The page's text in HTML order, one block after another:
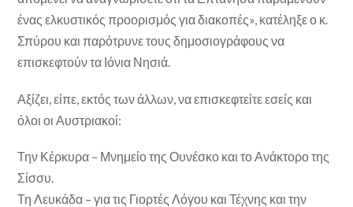
ένας ελκυστικός προορισμός για διακοπές», κατέληξε ο κ.
Σπύρου και παρότρυνε τους δημοσιογράφους να
επισκεφτούν τα Ιόνια Νησιά.
Αξίζει, είπε, εκτός των άλλων, να επισκεφτείτε εσείς και
όλοι οι Αυστριακοί:
Την Κέρκυρα – Μνημείο της Ουνέσκο και το Ανάκτορο της
Σίσσυ.
Τη Λευκάδα – για τις Γιορτές Λόγου και Τέχνης και την